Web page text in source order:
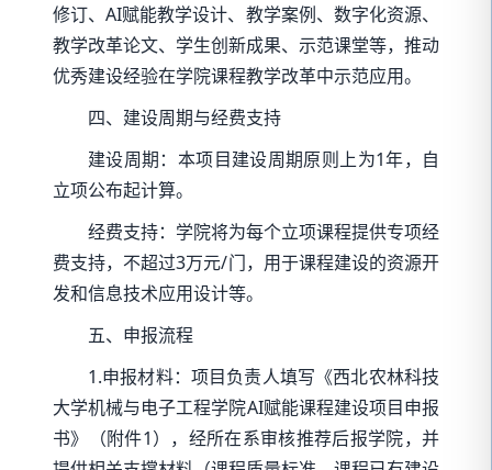
修订、AI赋能教学设计、教学案例、数字化资源、
教学改革论文、学生创新成果、示范课堂等，推动
优秀建设经验在学院课程教学改革中示范应用。
四、建设周期与经费支持
建设周期：本项目建设周期原则上为1年，自
立项公布起计算。
经费支持：学院将为每个立项课程提供专项经
费支持，不超过3万元/门，用于课程建设的资源开
发和信息技术应用设计等。
五、申报流程
1.申报材料：项目负责人填写《西北农林科技
大学机械与电子工程学院AI赋能课程建设项目申报
书》（附件1），经所在系审核推荐后报学院，并